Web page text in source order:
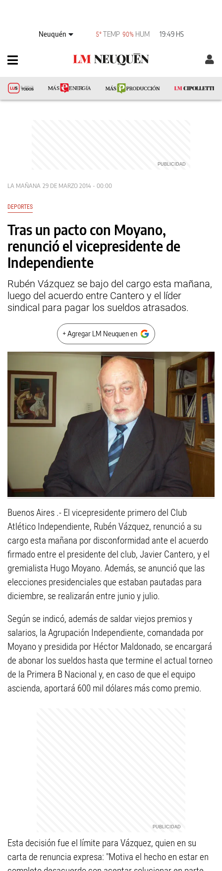
Neuquén 5° TEMP 90% HUM 19:49 HS
LA MAÑANA 29 DE MARZO 2014 - 00:00
DEPORTES
Tras un pacto con Moyano,
renunció el vicepresidente de
Independiente
Rubén Vázquez se bajo del cargo esta mañana,
luego del acuerdo entre Cantero y el líder
sindical para pagar los sueldos atrasados.
+ Agregar LM Neuquen en
Buenos Aires .- El vicepresidente primero del Club
Atlético Independiente, Rubén Vázquez, renunció a su
cargo esta mañana por disconformidad ante el acuerdo
firmado entre el presidente del club, Javier Cantero, y el
gremialista Hugo Moyano. Además, se anunció que las
elecciones presidenciales que estaban pautadas para
diciembre, se realizarán entre junio y julio.
Según se indicó, además de saldar viejos premios y
salarios, la Agrupación Independiente, comandada por
Moyano y presidida por Héctor Maldonado, se encargará
de abonar los sueldos hasta que termine el actual torneo
de la Primera B Nacional y, en caso de que el equipo
ascienda, aportará 600 mil dólares más como premio.
Esta decisión fue el límite para Vázquez, quien en su
carta de renuncia expresa: "Motiva el hecho en estar en